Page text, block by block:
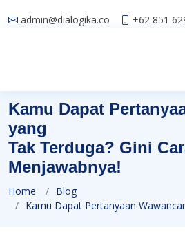
admin@dialogika.co +62 851
Kamu Dapat
yang
Tak Terduga? Gini
Menjawabnya!
Home
Blog
Kamu Dapat Pertanyaan